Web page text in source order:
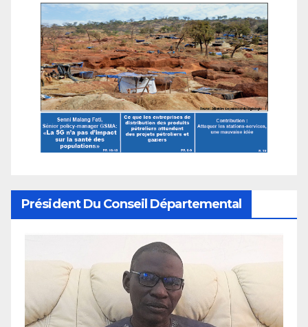
Président Du Conseil Départemental